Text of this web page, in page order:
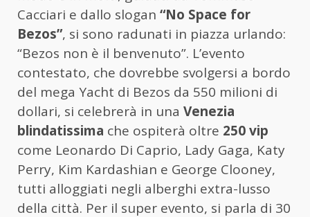
Cacciari e dallo slogan “No Space for
Bezos”, si sono radunati in piazza urlando:
“Bezos non è il benvenuto”. L’evento
contestato, che dovrebbe svolgersi a bordo
del mega Yacht di Bezos da 550 milioni di
dollari, si celebrerà in una Venezia
blindatissima che ospiterà oltre 250 vip
come Leonardo Di Caprio, Lady Gaga, Katy
Perry, Kim Kardashian e George Clooney,
tutti alloggiati negli alberghi extra-lusso
della città. Per il super evento, si parla di 30